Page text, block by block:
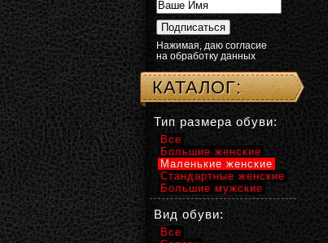
Нажимая, даю согласие
на обработку данных
КАТАЛОГ:
Тип размера обуви:
Все
Большие женские
Маленькие женские
Стандартные женские
Большие мужские
Вид обуви:
Все